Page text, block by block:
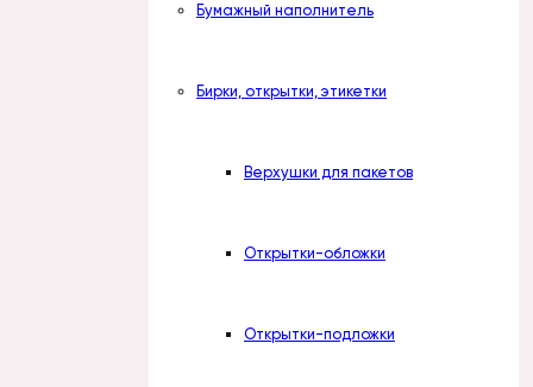
Бумажный наполнитель
Бирки, открытки, этикетки
Верхушки для пакетов
Открытки-обложки
Открытки-подложки